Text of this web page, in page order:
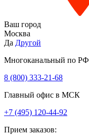
Ваш город
Москва
Да Другой
Многоканальный по РФ
8 (800) 333‑21-68
Главный офис в МСК
+7 (495) 120-44-92
Прием заказов: